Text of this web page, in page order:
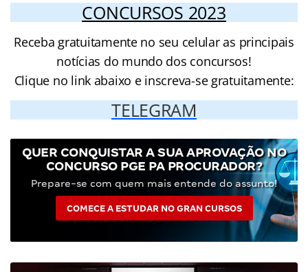
CONCURSOS 2023
Receba gratuitamente no seu celular as principais
notícias do mundo dos concursos!
Clique no link abaixo e inscreva-se gratuitamente:
TELEGRAM
QUER CONQUISTAR A SUA APROVAÇÃO NO
CONCURSO PGE PA PROCURADOR?
Prepare-se com quem mais entende do assunto!
COMECE A ESTUDAR NO GRAN CURSOS